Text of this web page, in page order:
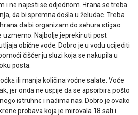
i ne najesti se odjednom. Hrana se treba
da bi spremna došla u želudac. Treba
da bi organizam do sehura stigao
uzmemo. Najbolje jeprekinuti post
obične vode. Dobro je u vodu ucijediti
čišćenju sluzi koja se nakupila u
posta.
ili manja količina voćne salate. Voće
jer onda ne uspije da se apsorbira pošto
istruhne i nadima nas. Dobro je ovako
probava koja je mirovala 18 sati i